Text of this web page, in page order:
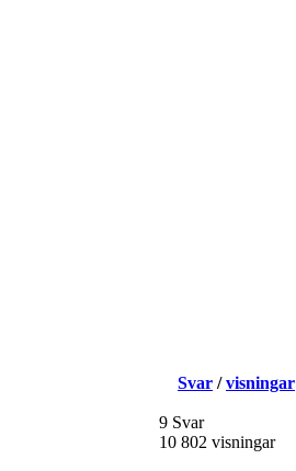
Svar /visningar
9 Svar
10 802 visningar